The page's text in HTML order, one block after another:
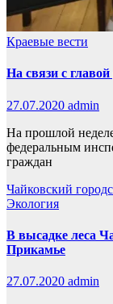
Краевые вести
На связи с главой
27.07.2020 admin
На прошлой
федеральным
граждан
Чайковский
Экология
В высадке леса
Прикамье
27.07.2020 admin